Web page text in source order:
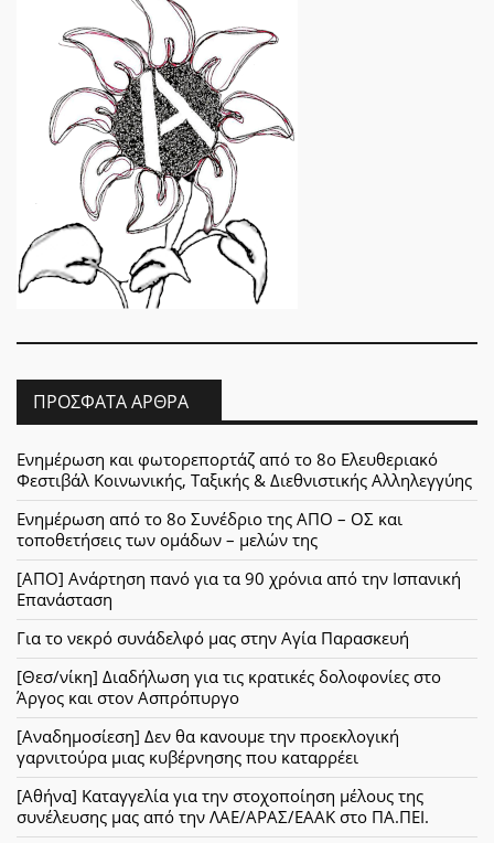
ΠΡΌΣΦΑΤΑ ΆΡΘΡΑ
Ενημέρωση και φωτορεπορτάζ από το 8ο Ελευθεριακό
Φεστιβάλ Κοινωνικής, Ταξικής & Διεθνιστικής Αλληλεγγύης
Ενημέρωση από το 8ο Συνέδριο της ΑΠΟ – ΟΣ και
τοποθετήσεις των ομάδων – μελών της
[ΑΠΟ] Ανάρτηση πανό για τα 90 χρόνια από την Ισπανική
Επανάσταση
Για το νεκρό συνάδελφό μας στην Αγία Παρασκευή
[Θεσ/νίκη] Διαδήλωση για τις κρατικές δολοφονίες στο
Άργος και στον Ασπρόπυργο
[Αναδημοσίεση] Δεν θα κανουμε την προεκλογική
γαρνιτούρα μιας κυβέρνησης που καταρρέει
[Αθήνα] Καταγγελία για την στοχοποίηση μέλους της
συνέλευσης μας από την ΛΑΕ/ΑΡΑΣ/ΕΑΑΚ στο ΠΑ.ΠΕΙ.